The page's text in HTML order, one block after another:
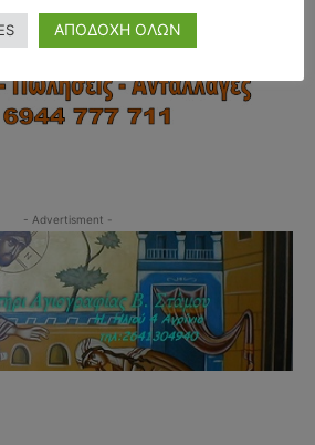
- Advertisment -
ΑΠΟΔΟΧΗ ΟΛΩΝ